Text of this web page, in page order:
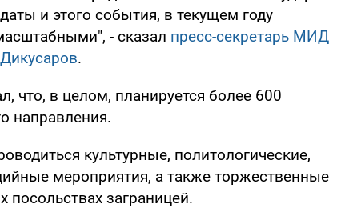
и этого события, в текущем году
- сказал пресс-секретарь МИД
.
что, в целом, планируется более 600
направления.
культурные, политологические,
мероприятия, а также торжественные
посольствах заграницей.